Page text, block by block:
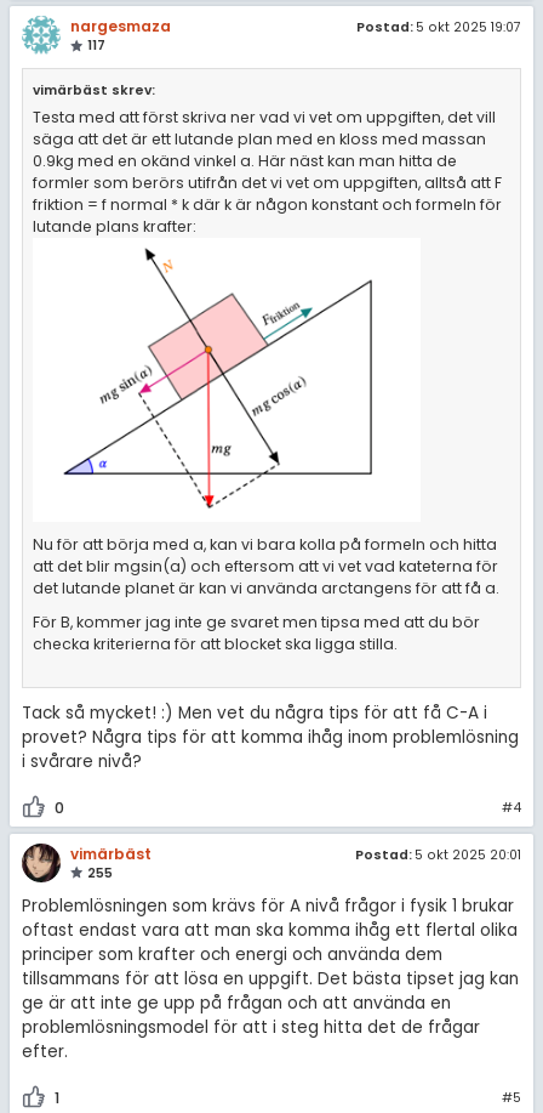
nargesmaza
117
Postad: 5 okt 2025 19:07
vimärbäst skrev:
Testa med att först skriva ner vad vi vet om uppgiften, det vill
säga att det är ett lutande plan med en kloss med massan
0.9kg med en okänd vinkel a. Här näst kan man hitta de
formler som berörs utifrån det vi vet om uppgiften, alltså att F
friktion = f normal * k där k är någon konstant och formeln för
lutande plans krafter:
Nu för att börja med a, kan vi bara kolla på formeln och hitta
att det blir mgsin(a) och eftersom att vi vet vad kateterna för
det lutande planet är kan vi använda arctangens för att få a.
För B, kommer jag inte ge svaret men tipsa med att du bör
checka kriterierna för att blocket ska ligga stilla.
Tack så mycket! :) Men vet du några tips för att få C-A i
provet? Några tips för att komma ihåg inom problemlösning
i svårare nivå?
0 #4
vimärbäst
255
Postad: 5 okt 2025 20:01
Problemlösningen som krävs för A nivå frågor i fysik 1 brukar
oftast endast vara att man ska komma ihåg ett flertal olika
principer som krafter och energi och använda dem
tillsammans för att lösa en uppgift. Det bästa tipset jag kan
ge är att inte ge upp på frågan och att använda en
problemlösningsmodel för att i steg hitta det de frågar
efter.
1 #5